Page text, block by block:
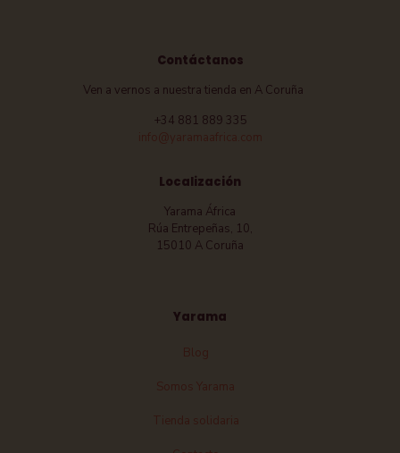
Contáctanos
Ven a vernos a nuestra tienda en A Coruña
+34 881 889 335
Localización
Yarama África
Rúa Entrepeñas, 10,
15010 A Coruña
Yarama